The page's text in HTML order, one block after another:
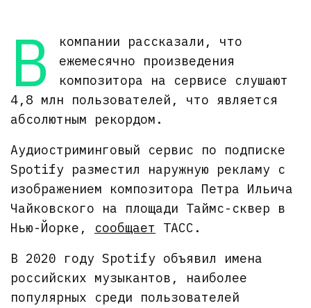
В
компании рассказали, что
ежемесячно произведения
композитора на сервисе слушают
4,8 млн пользователей, что является
абсолютным рекордом.
Аудиостриминговый сервис по подписке
Spotify разместил наружную рекламу с
изображением композитора Петра Ильича
Чайковского на площади Таймс-сквер в
Нью-Йорке, сообщает ТАСС.
В 2020 году Spotify объявил имена
российских музыкантов, наиболее
популярных среди пользователей